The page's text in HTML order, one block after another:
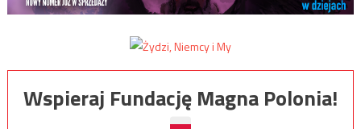
Wspieraj Fundację Magna Polonia!